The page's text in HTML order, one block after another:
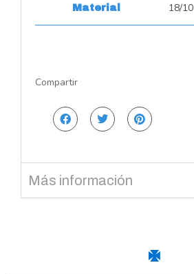
Material 18/10
Compartir
Más información